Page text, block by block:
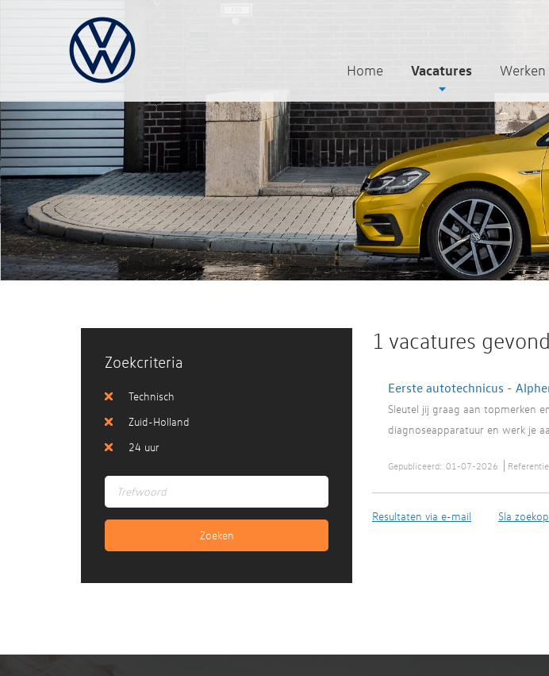
Home Vacatures
Zoekcriteria
Technisch
Zuid-Holland
24 uur
1 vacatures
Eerste autotechnicus -
Sleutel jij graag aan topmerken
diagnoseapparatuur en werk je
Gepubliceerd: 01-07-2026
Resultaten via e-mail Sla